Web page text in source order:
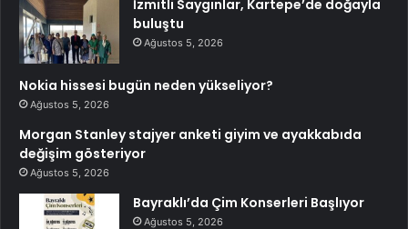
İzmitli Saygınlar, Kartepe’de doğayla
buluştu
Ağustos 5, 2026
Nokia hissesi bugün neden yükseliyor?
Ağustos 5, 2026
Morgan Stanley stajyer anketi giyim ve ayakkabıda
değişim gösteriyor
Ağustos 5, 2026
Bayraklı’da Çim Konserleri Başlıyor
Ağustos 5, 2026